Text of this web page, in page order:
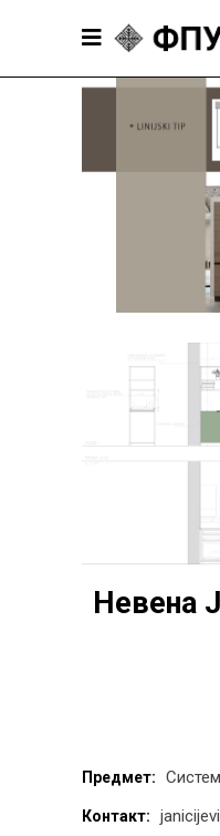
Невена
Предмет:
Контакт: